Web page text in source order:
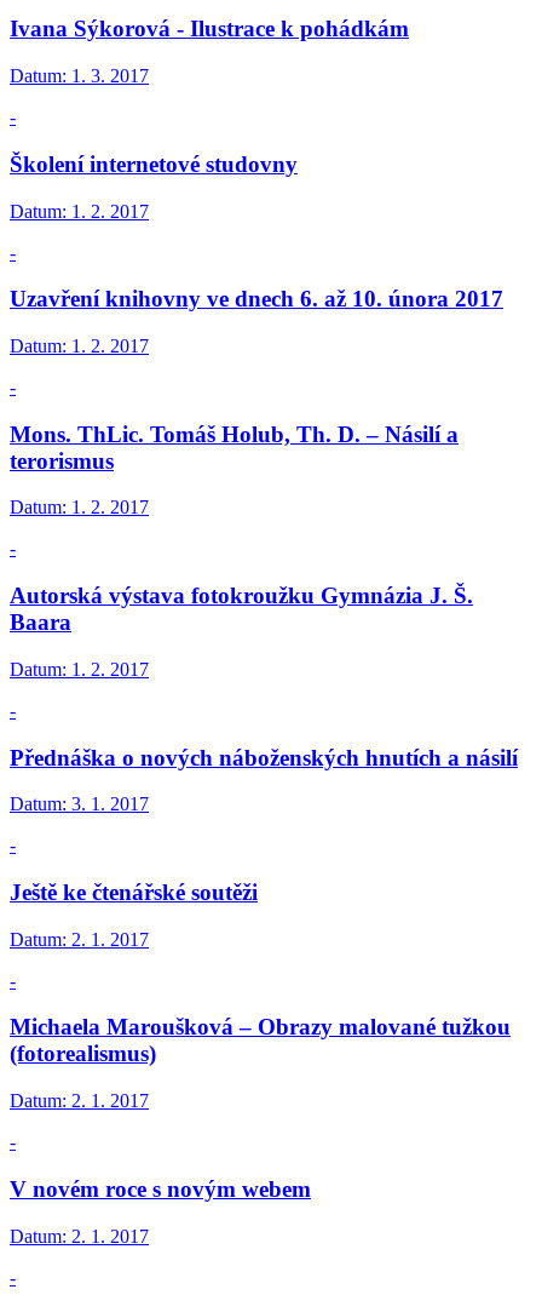
Ivana Sýkorová - Ilustrace k pohádkám
Datum: 1. 3. 2017
-
Školení internetové studovny
Datum: 1. 2. 2017
-
Uzavření knihovny ve dnech 6. až 10. února 2017
Datum: 1. 2. 2017
-
Mons. ThLic. Tomáš Holub, Th. D. – Násilí a
terorismus
Datum: 1. 2. 2017
-
Autorská výstava fotokroužku Gymnázia J. Š.
Baara
Datum: 1. 2. 2017
-
Přednáška o nových náboženských hnutích a násilí
Datum: 3. 1. 2017
-
Ještě ke čtenářské soutěži
Datum: 2. 1. 2017
-
Michaela Maroušková – Obrazy malované tužkou
(fotorealismus)
Datum: 2. 1. 2017
-
V novém roce s novým webem
Datum: 2. 1. 2017
-